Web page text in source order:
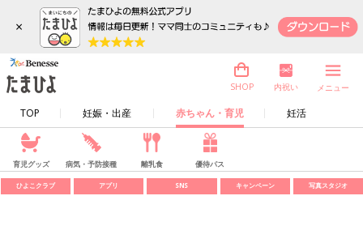
×
TOP 妊娠・出産 赤ちゃん・育児 妊活
SHOP 内祝い メニュー
育児グッズ 病気・予防接種 離乳食 優待パス
ひよこクラブ アプリ SNS キャンペーン 写真スタジオ